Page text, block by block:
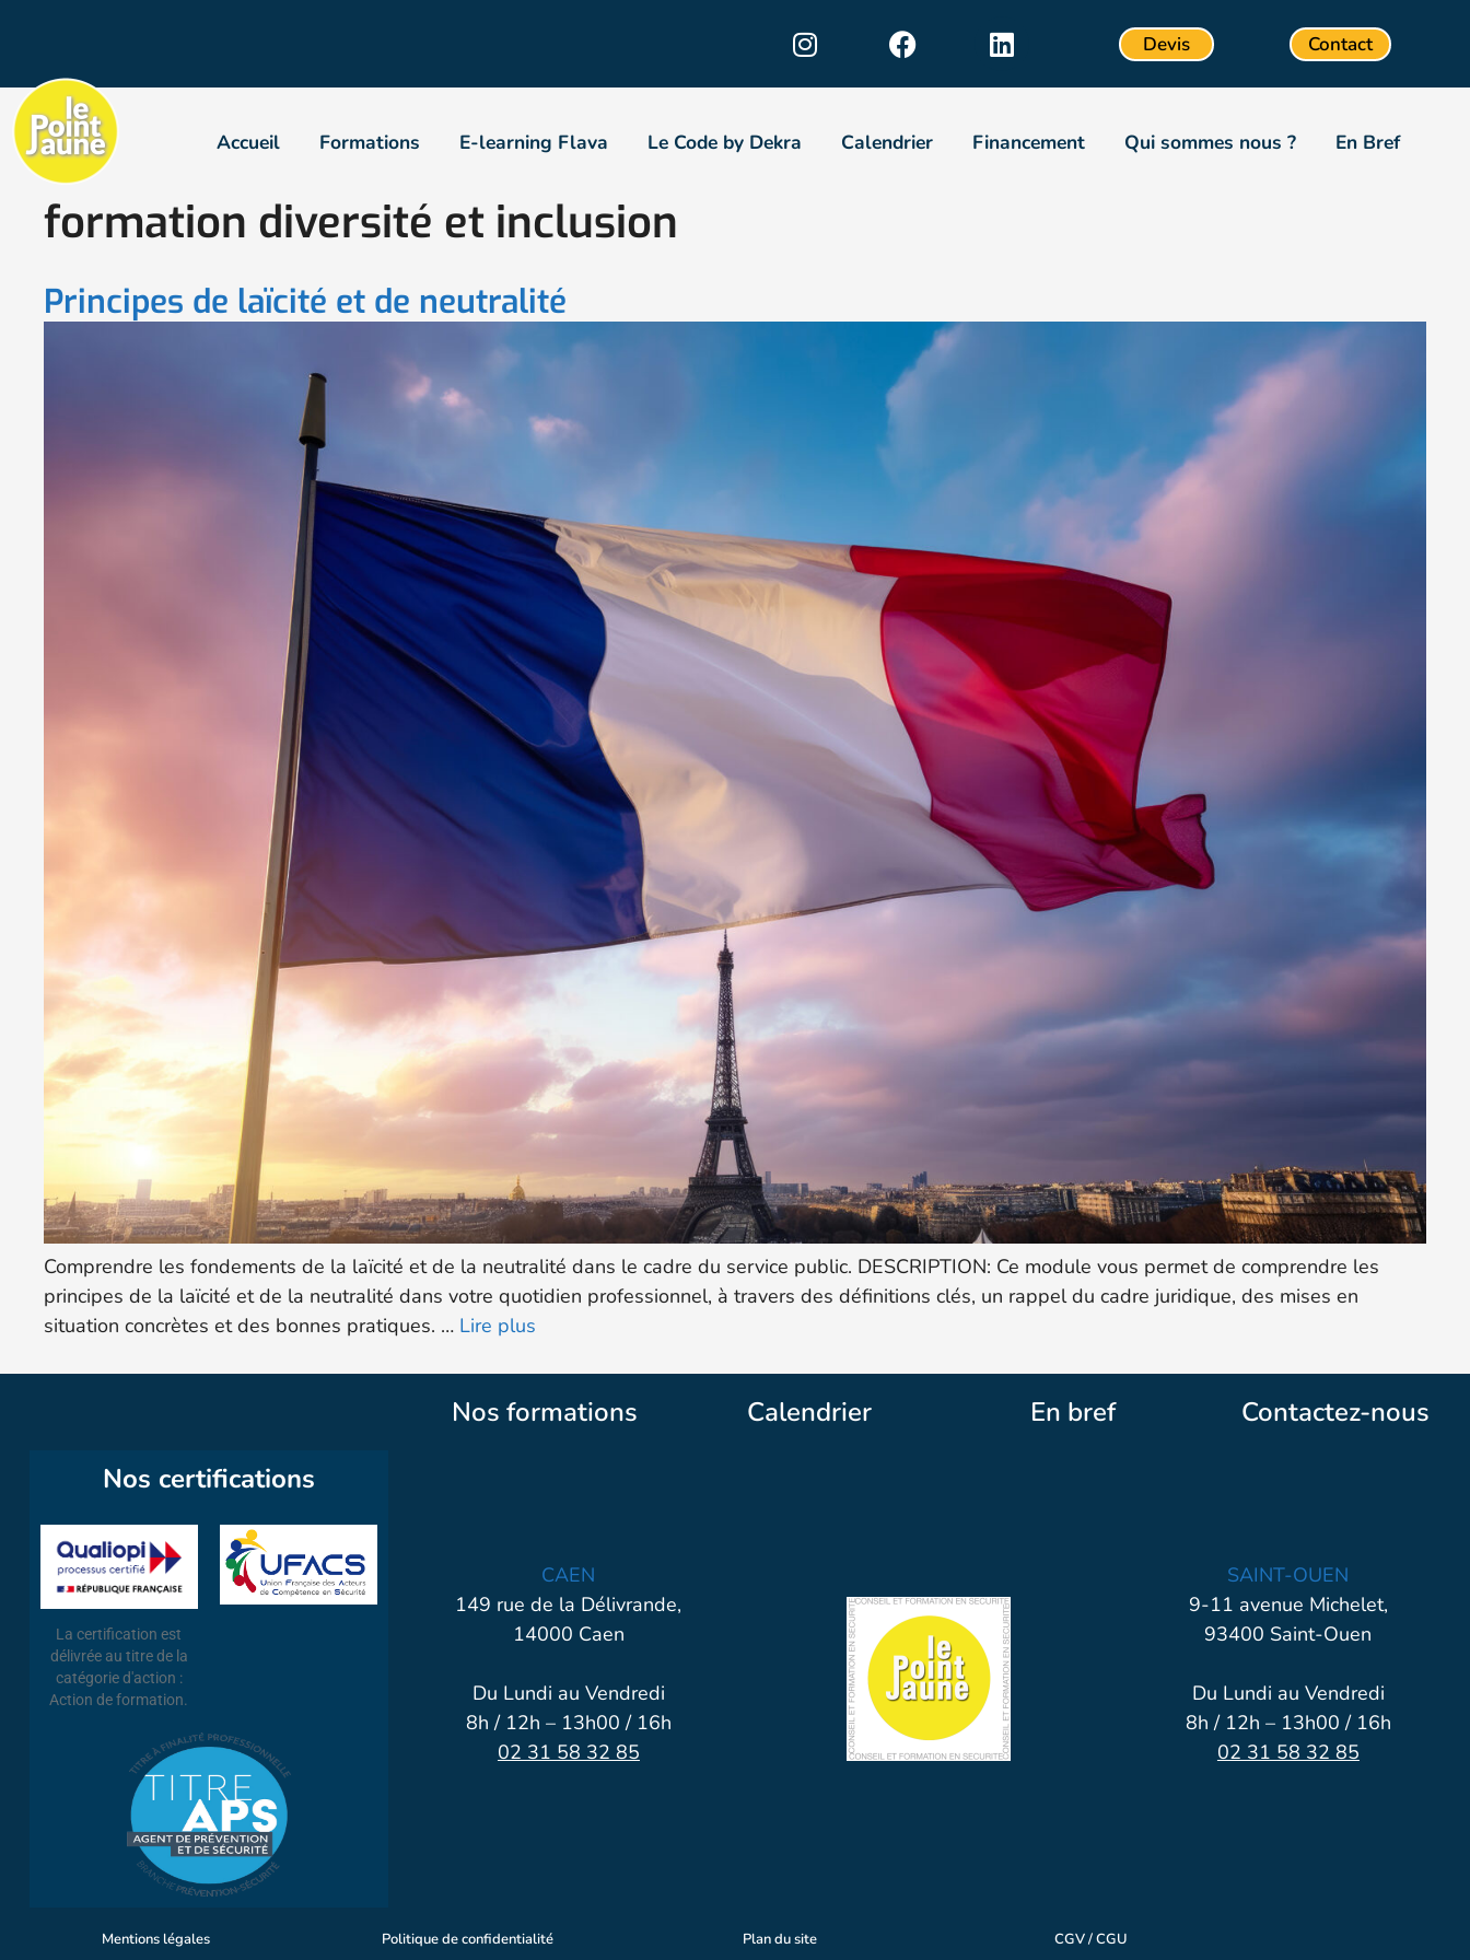
Devis Contact
Accueil Formations E-learning Flava Le Code by Dekra Calendrier Financement Qui sommes nous ? En Bref
formation diversité et inclusion
Principes de laïcité et de neutralité
Comprendre les fondements de la laïcité et de la neutralité dans le cadre du service public. DESCRIPTION: Ce module vous permet de comprendre les
principes de la laïcité et de la neutralité dans votre quotidien professionnel, à travers des définitions clés, un rappel du cadre juridique, des mises en
situation concrètes et des bonnes pratiques. … Lire plus
Nos formations Calendrier En bref
Contactez-nous
Nos certifications
La certification est
délivrée au titre de la
catégorie d'action :
Action de formation.
CAEN
149 rue de la Délivrande,
14000 Caen
Du Lundi au Vendredi
8h / 12h – 13h00 / 16h
02 31 58 32 85
SAINT-OUEN
9-11 avenue Michelet,
93400 Saint-Ouen
Du Lundi au Vendredi
8h / 12h – 13h00 / 16h
02 31 58 32 85
Mentions légales Politique de confidentialité Plan du site CGV / CGU